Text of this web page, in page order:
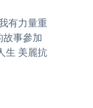
有力量重
事參加
生 美麗抗